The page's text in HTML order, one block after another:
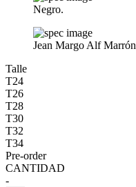
Negro.
Jean Margo Alf Marrón
Talle
T24
T26
T28
T30
T32
T34
Pre-order
CANTIDAD
-